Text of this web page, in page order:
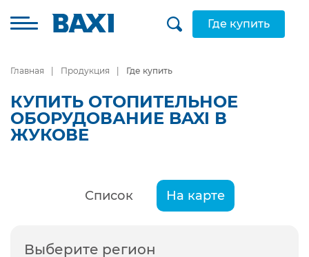
Где купить
Главная Продукция Где купить
КУПИТЬ ОТОПИТЕЛЬНОЕ
ОБОРУДОВАНИЕ BAXI В
ЖУКОВЕ
Список На карте
Выберите регион